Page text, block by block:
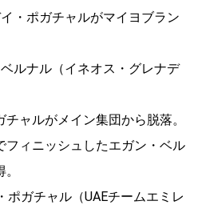
・ポガチャルがマイヨブラン
ルナル（イネオス・グレナデ
ャルがメイン集団から脱落。
フィニッシュしたエガン・ベル
ガチャル（UAEチームエミレ